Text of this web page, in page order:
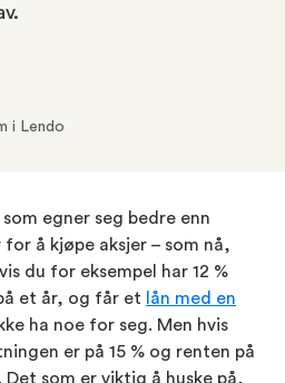
i Lendo
egner seg bedre enn
å kjøpe aksjer – som nå,
du for eksempel har 12 %
et år, og får et
lån med en
ha noe for seg. Men hvis
er på 15 % og renten på
Det som er viktig å huske på,